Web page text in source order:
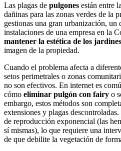
Las plagas de pulgones están entre
dañinas para las zonas verdes de la
gestionas una gran urbanización, un
instalaciones de una empresa en la
mantener la estética de los
imagen de la propiedad.
Cuando el problema afecta a
setos perimetrales o zonas
no son efectivos. En internet es
cómo eliminar pulgón con fairy o
embargo, estos métodos son
extensiones y plagas
de reproducción exponencial (las
sí mismas), lo que requiere una
de que debilite la vegetación de